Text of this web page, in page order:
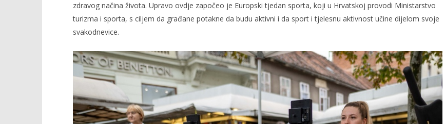
zdravog načina života. Upravo ovdje započeo je Europski tjedan sporta, koji u Hrvatskoj provodi Ministarstvo
turizma i sporta, s ciljem da građane potakne da budu aktivni i da sport i tjelesnu aktivnost učine dijelom svoje
svakodnevice.